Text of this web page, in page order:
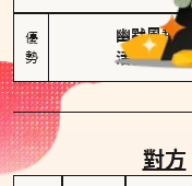
優
勢
幽默風趣
活在當下
對方